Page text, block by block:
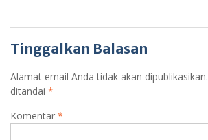
Tinggalkan Balasan
Alamat email Anda tidak akan dipublikasikan.
ditandai *
Komentar *